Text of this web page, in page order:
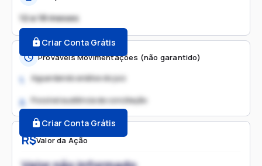
R$Valor da Ação
12 a 18 meses
Criar Conta Grátis
Prováveis Movimentações (não garantido)
1. Aguardando análise do juiz
2. Possível audiência de conciliação
Criar Conta Grátis